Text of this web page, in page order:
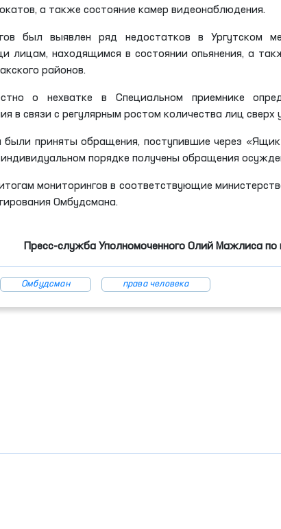
а также состояние камер видеонаблюдения.
был выявлен ряд недостатков в Ургутском
лицам, находящимся в состоянии опьянения, а
районов.
о нехватке в Специальном приемнике
в связи с регулярным ростом количества лиц сверх
были приняты обращения, поступившие через
порядке получены обращения
мониторингов в соответствующие
Омбудсмана.
Пресс-служба Уполномоченного Олий Мажлиса
Омбудсман права человека